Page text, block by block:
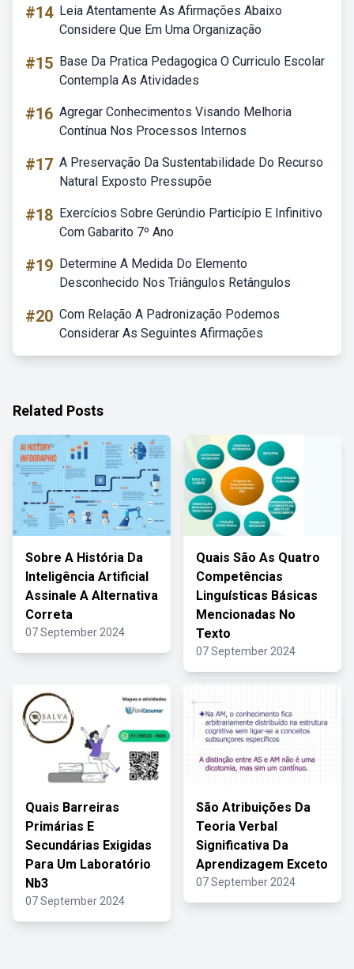
#14 Leia Atentamente As Afirmações Abaixo
Considere Que Em Uma Organização
#15 Base Da Pratica Pedagogica O Curriculo Escolar
Contempla As Atividades
#16 Agregar Conhecimentos Visando Melhoria
Contínua Nos Processos Internos
#17 A Preservação Da Sustentabilidade Do Recurso
Natural Exposto Pressupõe
#18 Exercícios Sobre Gerúndio Particípio E Infinitivo
Com Gabarito 7º Ano
#19 Determine A Medida Do Elemento
Desconhecido Nos Triângulos Retângulos
#20 Com Relação A Padronização Podemos
Considerar As Seguintes Afirmações
Related Posts
Sobre A História Da
Inteligência Artificial
Assinale A Alternativa
Correta
07 September 2024
Quais São As Quatro
Competências
Linguísticas Básicas
Mencionadas No
Texto
07 September 2024
Quais Barreiras
Primárias E
Secundárias Exigidas
Para Um Laboratório
Nb3
07 September 2024
São Atribuições Da
Teoria Verbal
Significativa Da
Aprendizagem Exceto
07 September 2024